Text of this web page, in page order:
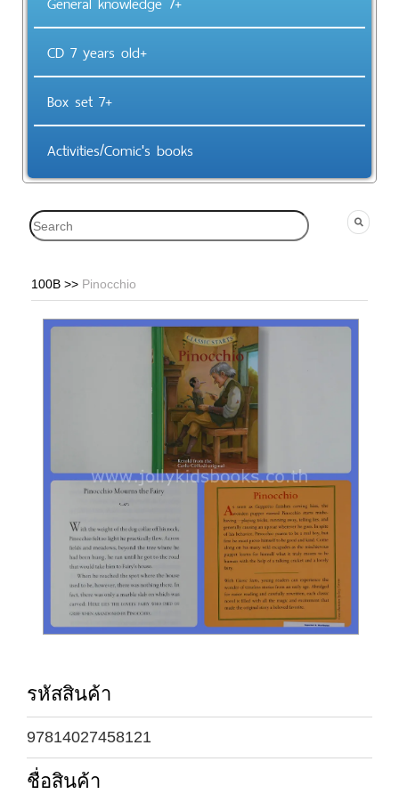
CD 7 years old+
Box set 7+
Activities/Comic's books
100B>> Pinocchio
รหัสสินค้า
97814027458121
ชื่อสินค้า